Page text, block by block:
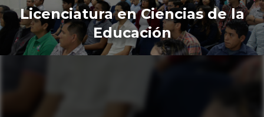
Licenciatura en Ciencias de la
Educación